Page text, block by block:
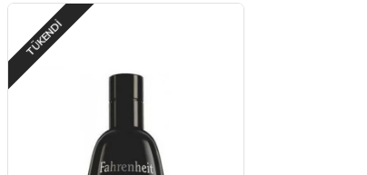
TÜKENDI